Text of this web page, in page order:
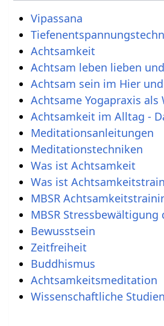
Vipassana
Achtsamkeit
Achtsam leben lieben
Achtsam sein im Hier und
Achtsame Yogapraxis als
Achtsamkeit im Alltag -
Meditationsanleitungen
Meditationstechniken
Was ist Achtsamkeit
Was ist
MBSR
MBSR
Bewusstsein
Zeitfreiheit
Buddhismus
Achtsamkeitsmeditation
Wissenschaftliche